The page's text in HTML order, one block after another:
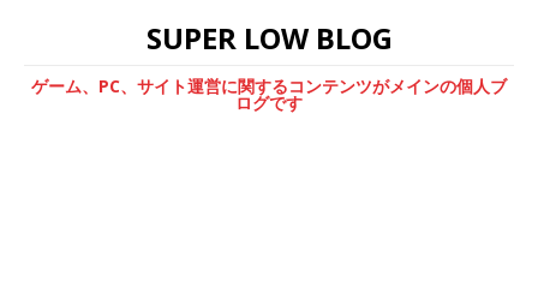
SUPER LOW BLOG
ゲーム、PC、サイト運営に関するコンテンツがメインの個人ブ
ログです